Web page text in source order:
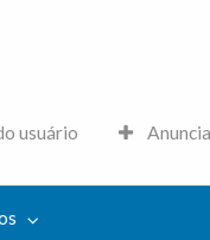
usuário